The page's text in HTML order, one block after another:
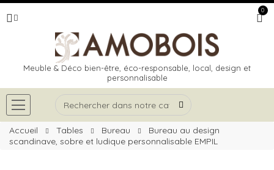
0
Meuble & Déco bien-être, éco-responsable, local, design et
personnalisable
Accueil Tables Bureau
Bureau au design
scandinave, sobre et ludique personnalisable EMPIL